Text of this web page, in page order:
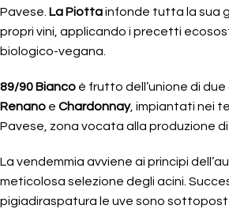
Pavese. La Piottainfonde tutta la sua
propri vini, applicando i precetti
biologico-vegana.
89/90 Bianco è frutto dell’unione di due
Renano e Chardonnay, impiantati nei
Pavese, zona vocata alla produzione di
La vendemmia avviene ai principi
meticolosa selezione degli acini.
pigiadiraspatura le uve sono